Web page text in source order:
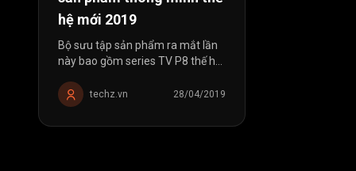
hệ mới 2019
Bộ sưu tập sản phẩm ra mắt lần
này bao gồm series TV P8 thế hệ
techz.vn 28/04/2019